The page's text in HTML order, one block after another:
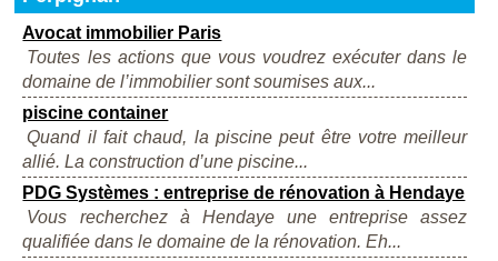
Avocat immobilier Paris
Toutes les actions que vous voudrez exécuter dans le
domaine de l’immobilier sont soumises aux...
piscine container
Quand il fait chaud, la piscine peut être votre meilleur
allié. La construction d’une piscine...
PDG Systèmes : entreprise de rénovation à Hendaye
Vous recherchez à Hendaye une entreprise assez
qualifiée dans le domaine de la rénovation. Eh...